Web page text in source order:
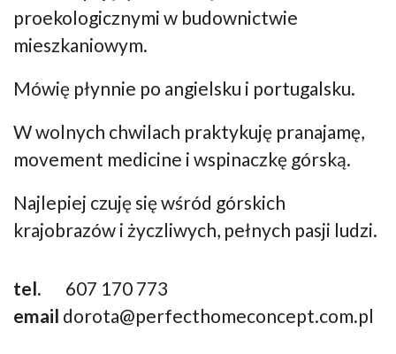
proekologicznymi w budownictwie
mieszkaniowym.
Mówię płynnie po angielsku i portugalsku.
W wolnych chwilach praktykuję pranajamę,
movement medicine i wspinaczkę górską.
Najlepiej czuję się wśród górskich
krajobrazów i życzliwych, pełnych pasji ludzi.
tel. 607 170 773
email dorota@perfecthomeconcept.com.pl